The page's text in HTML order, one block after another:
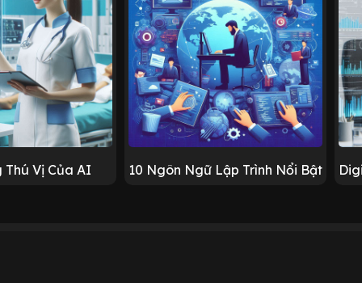
Thú Vị Của AI 10 Ngôn Ngữ Lập Trình Nổi Bật